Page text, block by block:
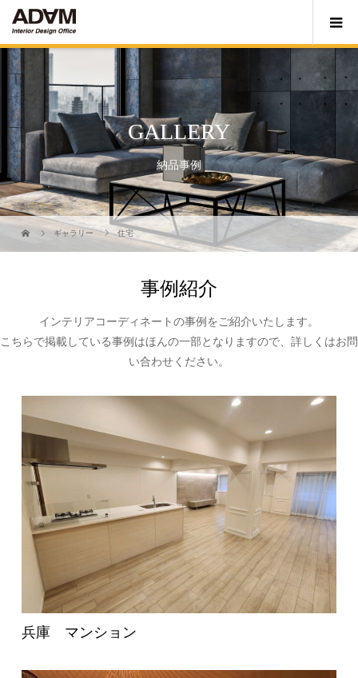
GALLERY
納品事例
ギャラリー 住宅
事例紹介
インテリアコーディネートの事例をご紹介いたします。
こちらで掲載している事例はほんの一部となりますので、詳しくはお問
い合わせください。
兵庫 マンション